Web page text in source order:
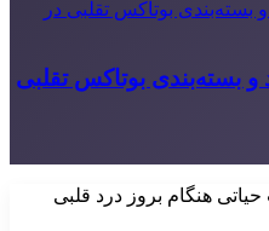
و بسته‌بندی بوتاکس تقلبی
حیاتی هنگام بروز درد قلبی